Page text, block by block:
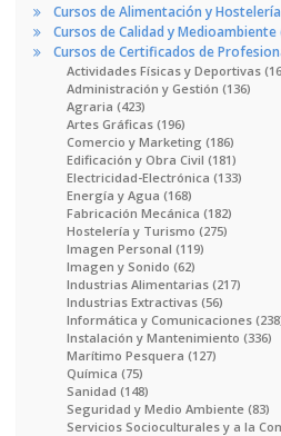
Cursos de Alimentación y
Cursos de Calidad y Medioambiente
Cursos de Certificados de
Actividades Físicas y Deportivas
Administración y Gestión (136)
Agraria (423)
Artes Gráficas (196)
Comercio y Marketing (186)
Edificación y Obra Civil (181)
Electricidad-Electrónica (133)
Energía y Agua (168)
Fabricación Mecánica (182)
Hostelería y Turismo (275)
Imagen Personal (119)
Imagen y Sonido (62)
Industrias Alimentarias (217)
Industrias Extractivas (56)
Informática y Comunicaciones
Instalación y Mantenimiento (336)
Marítimo Pesquera (127)
Química (75)
Sanidad (148)
Seguridad y Medio Ambiente (83)
Servicios Socioculturales y a la